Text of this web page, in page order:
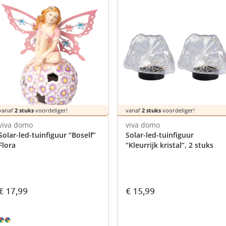
&
nu
2 stuks voordeliger!
domo
led-tuinfiguur “Boself”
17,99
vanaf 2 stuks voordeliger!
viva domo
Solar-led-tuinfiguur
“Kleurrijk kristal”, 2 stuks
€ 15,99